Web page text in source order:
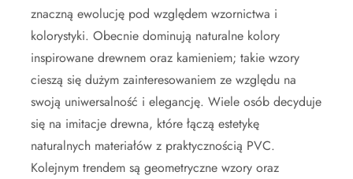
znaczną ewolucję pod względem wzornictwa i
kolorystyki. Obecnie dominują naturalne kolory
inspirowane drewnem oraz kamieniem; takie wzory
cieszą się dużym zainteresowaniem ze względu na
swoją uniwersalność i elegancję. Wiele osób decyduje
się na imitacje drewna, które łączą estetykę
naturalnych materiałów z praktycznością PVC.
Kolejnym trendem są geometryczne wzory oraz